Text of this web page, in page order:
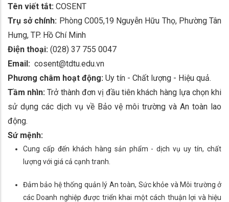
Tên viết tắt: COSENT
Trụ sở chính: Phòng C005,19 Nguyễn Hữu Thọ, Phường Tân
Hưng, TP. Hồ Chí Minh
Điện thoại: (028) 37 755 0047
Email: cosent@tdtu.edu.vn
Phương châm hoạt động: Uy tín - Chất lượng - Hiệu quả.
Tầm nhìn: Trở thành đơn vị đầu tiên khách hàng lựa chọn khi
sử dụng các dịch vụ về Bảo vệ môi trường và An toàn lao
động.
Sứ mệnh:
Cung cấp đến khách hàng sản phẩm - dịch vụ uy tín, chất
lượng với giá cả cạnh tranh.
Đảm bảo hệ thống quản lý An toàn, Sức khỏe và Môi trường ở
các Doanh nghiệp được triển khai một cách thuận lợi và hiệu